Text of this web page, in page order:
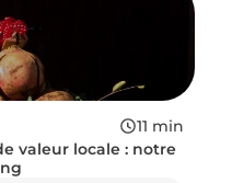
valeur locale : notre
11 min